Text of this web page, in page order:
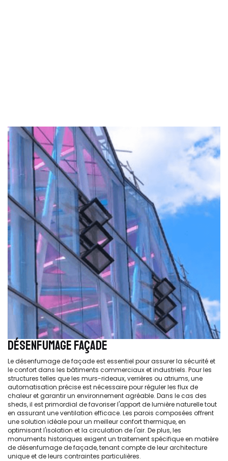
DÉSENFUMAGE FAÇADE
Le désenfumage de façade est essentiel pour assurer la sécurité et
le confort dans les bâtiments commerciaux et industriels. Pour les
structures telles que les murs-rideaux, verrières ou atriums, une
automatisation précise est nécessaire pour réguler les flux de
chaleur et garantir un environnement agréable. Dans le cas des
sheds, il est primordial de favoriser l'apport de lumière naturelle tout
en assurant une ventilation efficace. Les parois composées offrent
une solution idéale pour un meilleur confort thermique, en
optimisant l'isolation et la circulation de l'air. De plus, les
monuments historiques exigent un traitement spécifique en matière
de désenfumage de façade, tenant compte de leur architecture
unique et de leurs contraintes particulières.